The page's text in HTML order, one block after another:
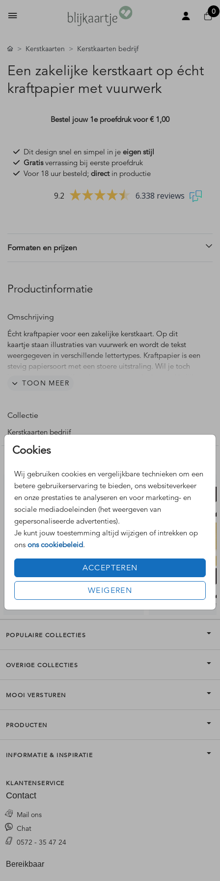
0
Cookies
Wij gebruiken cookies en vergelijkbare technieken om een
betere gebruikerservaring te bieden, ons websiteverkeer
en onze prestaties te analyseren en voor marketing- en
sociale mediadoeleinden (het weergeven van
gepersonaliseerde advertenties).
Je kunt jouw toestemming altijd wijzigen of intrekken op
ons ons cookiebeleid.
ACCEPTEREN
WEIGEREN
Kerstkaarten Kerstkaarten bedrijf
Een zakelijke kerstkaart op écht
kraftpapier met vuurwerk
Bestel jouw 1e proefdruk voor€ 1,00
Dit design snel en simpel in je eigen stijl
Gratisverrassing bij eerste proefdruk
Voor 18 uur besteld; directin productie
9.2 6.338 reviews
Formaten en prijzen
Productinformatie
Omschrijving
Écht kraftpapier voor een zakelijke kerstkaart. Op dit
kaartje staan illustraties van vuurwerk en wordt de tekst
weergegeven in verschillende lettertypes. Kraftpapier is een
stevig papiersoort met een stoere uitstraling. Wil je toch
in onze editor.
kraftpapier op de
TOON MEER
Collectie
Kerstkaarten bedrijf
POPULAIRE COLLECTIES
OVERIGE COLLECTIES
MOOI VERSTUREN
PRODUCTEN
INFORMATIE & INSPIRATIE
KLANTENSERVICE
Contact
Mail ons
Chat
0572 - 35 47 24
Bereikbaar